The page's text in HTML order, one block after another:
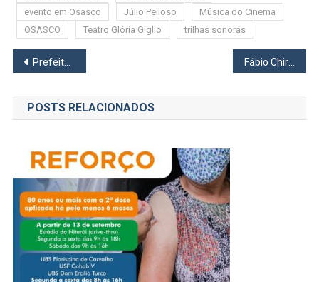
evento em Osasco
Júlio Pelloso
Música do Cinema
OSASCO
Teatro Glória Giglio trilhas sonoras
Navegação
de
Post
Prefeitura de Osasco dá posse aos novos membros do COMSEA
POSTS RELACIONADOS